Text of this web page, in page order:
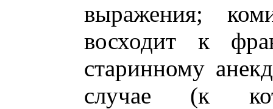
выражения;
восходит к
старинному
случае (к